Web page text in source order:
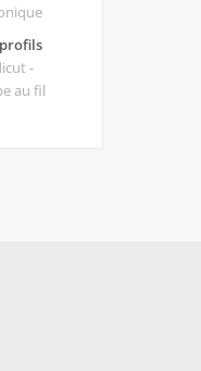
-
au fil